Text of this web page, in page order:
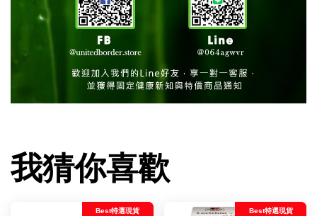
我猜你喜歡
Best特選現貨 Best特選現貨